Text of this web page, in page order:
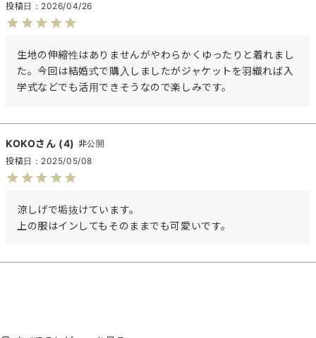
投稿日
2026/04/26
生地の伸縮性はありませんがやわらかくゆったりと着れまし
た。今回は結婚式で購入しましたがジャケットを羽織れば入
学式などでも活用できそうなので楽しみです。
KOKO 4
非公開
投稿日
2025/05/08
涼しげで垢抜けています。
上の服はインしてもそのままでも可愛いです。